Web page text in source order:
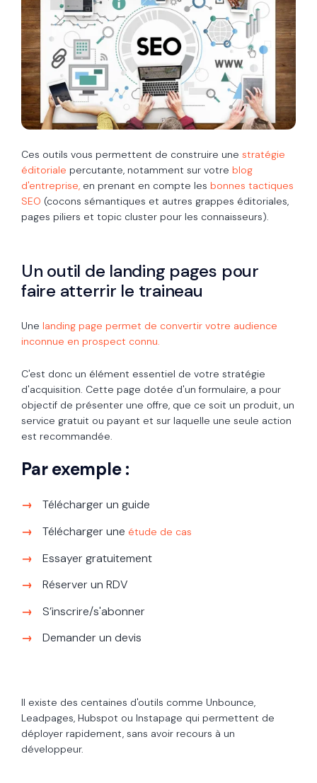
Ces outils vous permettent de construire une stratégie
éditoriale percutante, notamment sur votre blog
d'entreprise, en prenant en compte les bonnes tactiques
SEO (cocons sémantiques et autres grappes éditoriales,
pages piliers et topic cluster pour les connaisseurs).
Un outil de landing pages pour
faire atterrir le traineau
Une landing page permet de convertir votre audience
inconnue en prospect connu.
C'est donc un élément essentiel de votre stratégie
d'acquisition. Cette page dotée d'un formulaire, a pour
objectif de présenter une offre, que ce soit un produit, un
service gratuit ou payant et sur laquelle une seule action
est recommandée.
Par exemple :
Télécharger un guide
Télécharger une étude de cas
Essayer gratuitement
Réserver un RDV
S’inscrire/s'abonner
Demander un devis
Il existe des centaines d'outils comme Unbounce,
Leadpages, Hubspot ou Instapage qui permettent de
déployer rapidement, sans avoir recours à un
développeur.